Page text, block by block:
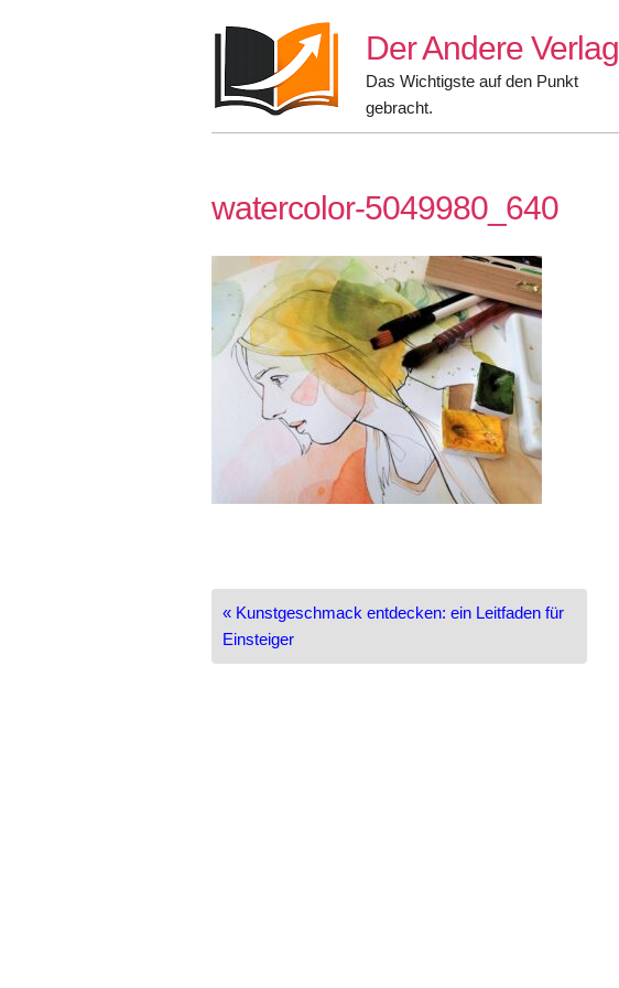
Der Andere Verlag
Das Wichtigste auf den Punkt
gebracht.
watercolor-5049980_640
Beitragsnavigation
« Kunstgeschmack entdecken: ein Leitfaden für
Einsteiger